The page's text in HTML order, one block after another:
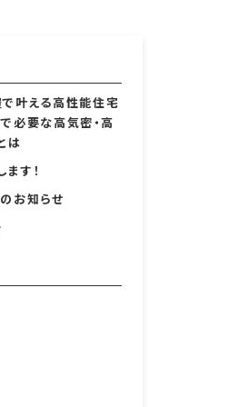
叶える高性能住宅
必要な高気密・高
は
す！
お知らせ